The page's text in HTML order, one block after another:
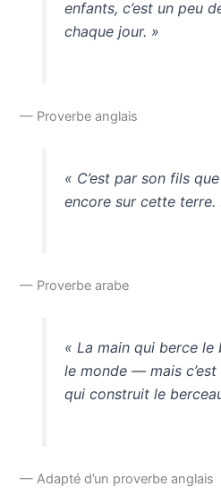
enfants, c’est un peu
chaque jour. »
— Proverbe anglais
« C’est par son fils
encore sur cette terre.
— Proverbe arabe
« La main qui berce le
le monde — mais
qui construit le
— Adapté d’un proverbe anglais